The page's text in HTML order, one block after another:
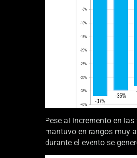
Pese al incremento en
mantuvo en rangos muy
durante el evento se